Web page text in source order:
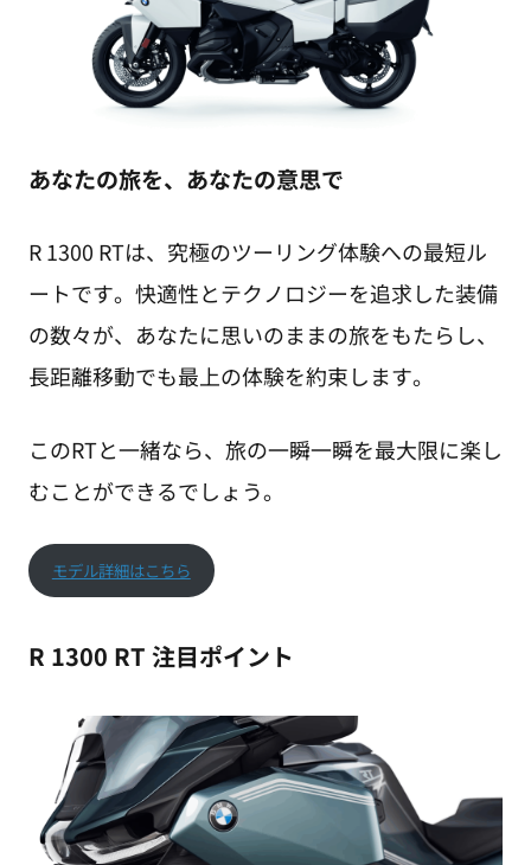
あなたの旅を、あなたの意思で
R 1300 RTは、究極のツーリング体験への最短ル
ートです。快適性とテクノロジーを追求した装備
の数々が、あなたに思いのままの旅をもたらし、
長距離移動でも最上の体験を約束します。
このRTと一緒なら、旅の一瞬一瞬を最大限に楽し
むことができるでしょう。
モデル詳細はこちら
R 1300 RT 注目ポイント